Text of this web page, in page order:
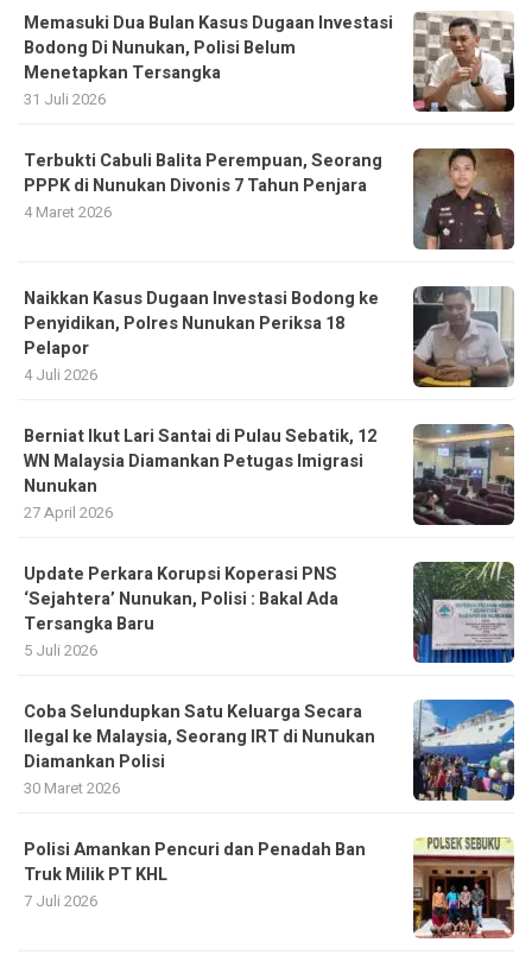
Memasuki Dua Bulan Kasus Dugaan Investasi
Bodong Di Nunukan, Polisi Belum
Menetapkan Tersangka
31 Juli 2026
Terbukti Cabuli Balita Perempuan, Seorang
PPPK di Nunukan Divonis 7 Tahun Penjara
4 Maret 2026
Naikkan Kasus Dugaan Investasi Bodong ke
Penyidikan, Polres Nunukan Periksa 18
Pelapor
4 Juli 2026
Berniat Ikut Lari Santai di Pulau Sebatik, 12
WN Malaysia Diamankan Petugas Imigrasi
Nunukan
27 April 2026
Update Perkara Korupsi Koperasi PNS
‘Sejahtera’ Nunukan, Polisi : Bakal Ada
Tersangka Baru
5 Juli 2026
Coba Selundupkan Satu Keluarga Secara
Ilegal ke Malaysia, Seorang IRT di Nunukan
Diamankan Polisi
30 Maret 2026
Polisi Amankan Pencuri dan Penadah Ban
Truk Milik PT KHL
7 Juli 2026